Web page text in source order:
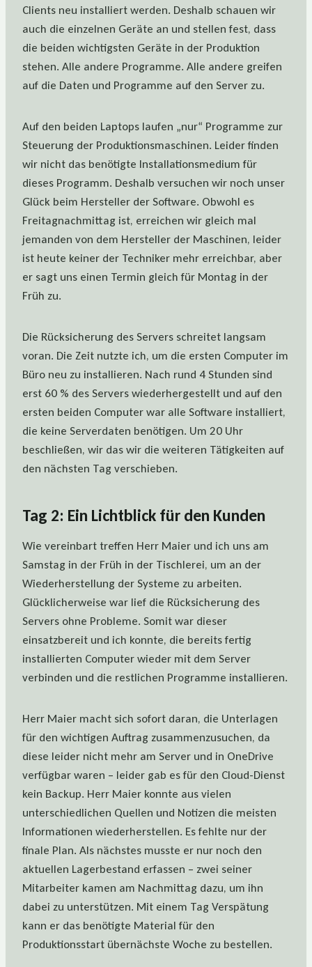
Clients neu installiert werden. Deshalb schauen wir
auch die einzelnen Geräte an und stellen fest, dass
die beiden wichtigsten Geräte in der Produktion
stehen. Alle andere Programme. Alle andere greifen
auf die Daten und Programme auf den Server zu.
Auf den beiden Laptops laufen „nur“ Programme zur
Steuerung der Produktionsmaschinen. Leider finden
wir nicht das benötigte Installationsmedium für
dieses Programm. Deshalb versuchen wir noch unser
Glück beim Hersteller der Software. Obwohl es
Freitagnachmittag ist, erreichen wir gleich mal
jemanden von dem Hersteller der Maschinen, leider
ist heute keiner der Techniker mehr erreichbar, aber
er sagt uns einen Termin gleich für Montag in der
Früh zu.
Die Rücksicherung des Servers schreitet langsam
voran. Die Zeit nutzte ich, um die ersten Computer im
Büro neu zu installieren. Nach rund 4 Stunden sind
erst 60 % des Servers wiederhergestellt und auf den
ersten beiden Computer war alle Software installiert,
die keine Serverdaten benötigen. Um 20 Uhr
beschließen, wir das wir die weiteren Tätigkeiten auf
den nächsten Tag verschieben.
Tag 2: Ein Lichtblick für den Kunden
Wie vereinbart treffen Herr Maier und ich uns am
Samstag in der Früh in der Tischlerei, um an der
Wiederherstellung der Systeme zu arbeiten.
Glücklicherweise war lief die Rücksicherung des
Servers ohne Probleme. Somit war dieser
einsatzbereit und ich konnte, die bereits fertig
installierten Computer wieder mit dem Server
verbinden und die restlichen Programme installieren.
Herr Maier macht sich sofort daran, die Unterlagen
für den wichtigen Auftrag zusammenzusuchen, da
diese leider nicht mehr am Server und in OneDrive
verfügbar waren – leider gab es für den Cloud-Dienst
kein Backup. Herr Maier konnte aus vielen
unterschiedlichen Quellen und Notizen die meisten
Informationen wiederherstellen. Es fehlte nur der
finale Plan. Als nächstes musste er nur noch den
aktuellen Lagerbestand erfassen – zwei seiner
Mitarbeiter kamen am Nachmittag dazu, um ihn
dabei zu unterstützen. Mit einem Tag Verspätung
kann er das benötigte Material für den
Produktionsstart übernächste Woche zu bestellen.